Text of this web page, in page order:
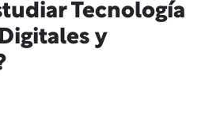
Tecnología
y